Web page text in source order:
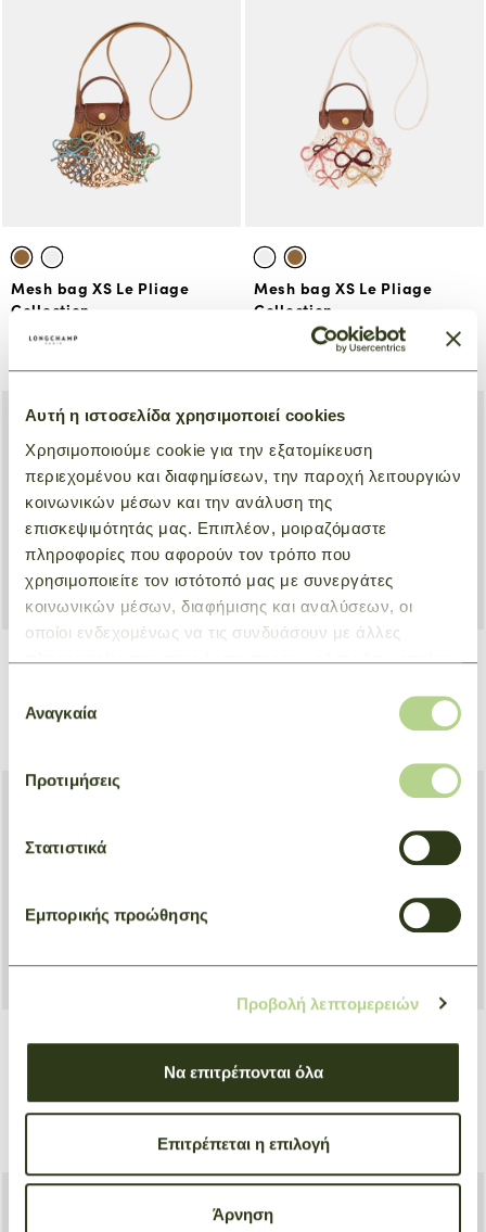
Αυτή η ιστοσελίδα χρησιμοποιεί cookies
Χρησιμοποιούμε cookie για την εξατομίκευση
περιεχομένου και διαφημίσεων, την παροχή λειτουργιών
κοινωνικών μέσων και την ανάλυση της
επισκεψιμότητάς μας. Επιπλέον, μοιραζόμαστε
πληροφορίες που αφορούν τον τρόπο που
χρησιμοποιείτε τον ιστότοπό μας με συνεργάτες
κοινωνικών μέσων, διαφήμισης και αναλύσεων, οι
οποίοι ενδεχομένως να τις συνδυάσουν με άλλες
πληροφορίες που τους έχετε παραχωρήσει ή τις οποίες
των υπηρεσιών τους.
συγκατάθεσης
Αναγκαία
Προτιμήσεις
Στατιστικά
Εμπορικής προώθησης
Προβολή λεπτομερειών
Να επιτρέπονται όλα
Επιτρέπεται η επιλογή
Άρνηση
Mesh bag XS Le Pliage
Collection
Natural
Mesh bag XS Le Pliage
Collection
Natural
Natural
Crossbody bag S Complice
Basket bag XS Le Pliage
Πράσινο
Handbag L Le Pliage One
Κίτρινο